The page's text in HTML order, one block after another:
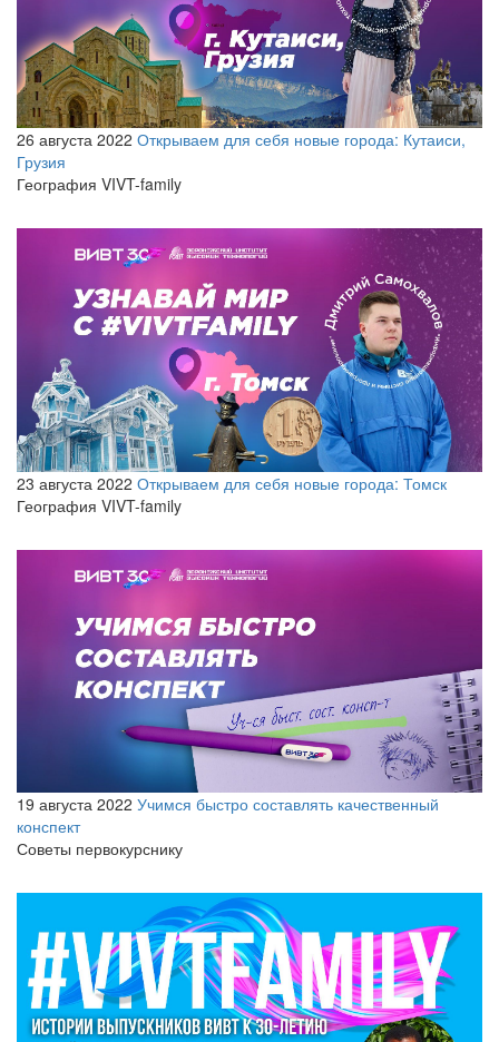
26 августа 2022 Открываем для себя новые города: Кутаиси,
Грузия
География VIVT-family
23 августа 2022 Открываем для себя новые города: Томск
География VIVT-family
19 августа 2022 Учимся быстро составлять качественный
конспект
Советы первокурснику